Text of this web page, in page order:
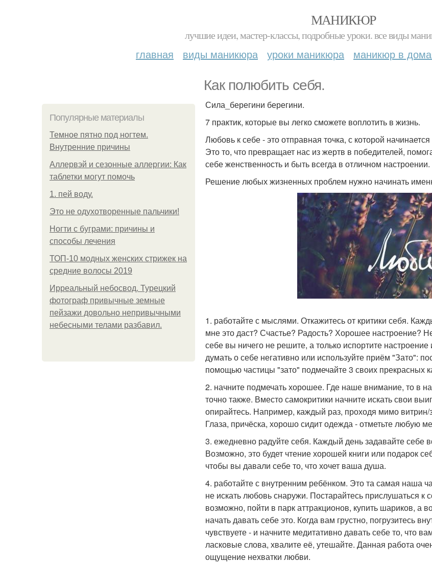
МАНИКЮР
лучшие идеи, мастер-классы, подробные уроки. все виды
главная виды маникюра уроки маникюра маникюр в
Как полюбить себя.
Популярные материалы
Темное пятно под ногтем.
Внутренние причины
Аллервэй и сезонные аллергии: Как
таблетки могут помочь
1. пей воду.
Это не одухотворенные пальчики!
Ногти с буграми: причины и
способы лечения
ТОП-10 модных женских стрижек на
средние волосы 2019
Ирреальный небосвод. Турецкий
фотограф привычные земные
пейзажи довольно непривычными
небесными телами разбавил.
Сила_берегини берегини.
7 практик, которые вы легко сможете воплотить в жизнь.
Любовь к себе - это отправная точка, с которой
Это то, что превращает нас из жертв в победителей,
себе женственность и быть всегда в отличном настроении.
Решение любых жизненных проблем нужно начинать
1. работайте с мыслями. Откажитесь от критики себя.
мне это даст? Счастье? Радость? Хорошее настроение?
себе вы ничего не решите, а только испортите
думать о себе негативно или используйте приём "Зато":
помощью частицы "зато" подмечайте 3 своих прекрасных
2. начните подмечать хорошее. Где наше внимание, то в
точно также. Вместо самокритики начните искать свои
опирайтесь. Например, каждый раз, проходя мимо витрин/
Глаза, причёска, хорошо сидит одежда - отметьте любую
3. ежедневно радуйте себя. Каждый день задавайте себе
Возможно, это будет чтение хорошей книги или подарок
чтобы вы давали себе то, что хочет ваша душа.
4. работайте с внутренним ребёнком. Это та самая наша
не искать любовь снаружи. Постарайтесь прислушаться к
возможно, пойти в парк аттракционов, купить шариков,
начать давать себе это. Когда вам грустно, погрузитесь
чувствуете - и начните медитативно давать себе то, что
ласковые слова, хвалите её, утешайте. Данная работа
ощущение нехватки любви.